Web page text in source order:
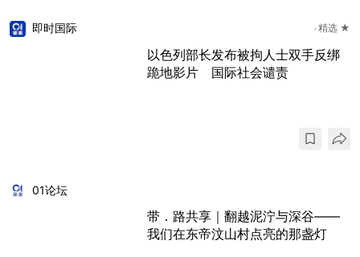
即时国际 精选 ★
以色列部长发布被拘人士双手反绑
跪地影片 国际社会谴责
01论坛
带．路共享｜翻越泥泞与深谷——
我们在东帝汶山村点亮的那盏灯